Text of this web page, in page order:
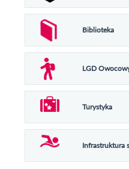
Biblioteka
LGD
Turystyka
Infrastruktura